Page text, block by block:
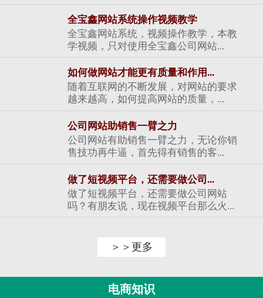
全宝鑫网站系统操作视频教学
全宝鑫网站系统，视频操作教学，本教
学视频，只对使用全宝鑫公司网站...
如何做网站才能更有质量和作用...
随着互联网的不断发展，对网站的要求
越来越高，如何提高网站的质量，...
公司网站助销售一臂之力
公司网站有助销售一臂之力，无论你销
售技功再牛逼，首先得有销售的客...
做了短视频平台，还需要做公司...
做了短视频平台，还需要做公司网站
吗？有朋友说，现在视频平台那么火...
＞＞更多
电商知识